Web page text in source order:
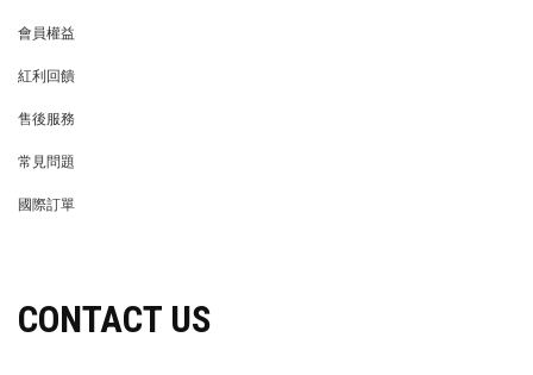
會員權益
紅利回饋
售後服務
常見問題
國際訂單
CONTACT US